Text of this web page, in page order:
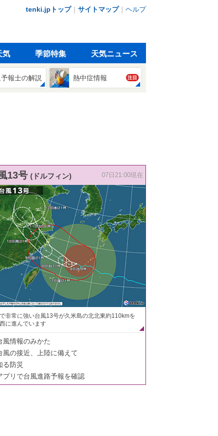
tenki.jpトップ｜ サイトマップ｜ ヘルプ
気 季節特集 天気ニュース
報士の解説 熱中症情報 注目
13号 (ドルフィン) 07日21:00現在
非常に強い台風13号が久米島の北北東約110kmを
に進んでいます
風情報のみかた
風の接近、上陸に備えて
る防災
プリで台風進路予報を確認